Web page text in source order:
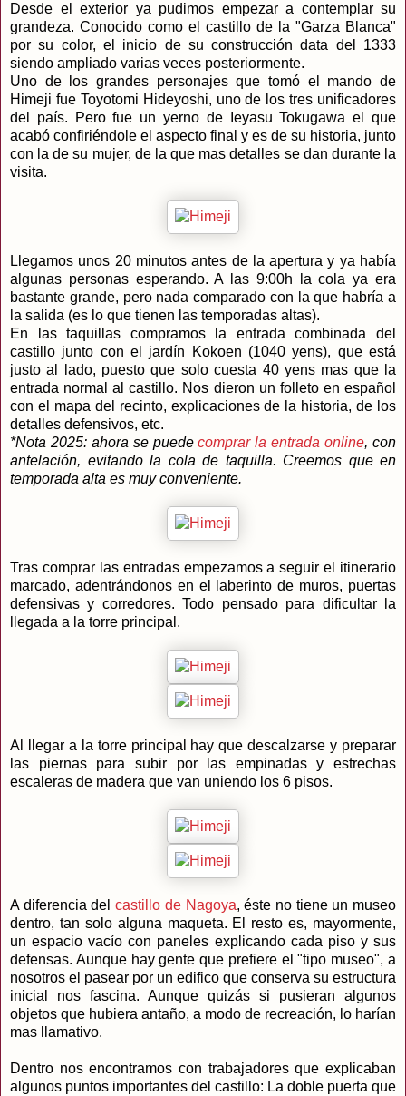
Desde el exterior ya pudimos empezar a contemplar su
grandeza. Conocido como el castillo de la "Garza Blanca"
por su color, el inicio de su construcción data del 1333
siendo ampliado varias veces posteriormente.
Uno de los grandes personajes que tomó el mando de
Himeji fue Toyotomi Hideyoshi, uno de los tres unificadores
del país. Pero fue un yerno de Ieyasu Tokugawa el que
acabó confiriéndole el aspecto final y es de su historia, junto
con la de su mujer, de la que mas detalles se dan durante la
visita.
Llegamos unos 20 minutos antes de la apertura y ya había
algunas personas esperando. A las 9:00h la cola ya era
bastante grande, pero nada comparado con la que habría a
la salida (es lo que tienen las temporadas altas).
En las taquillas compramos la entrada combinada del
castillo junto con el jardín Kokoen (1040 yens), que está
justo al lado, puesto que solo cuesta 40 yens mas que la
entrada normal al castillo. Nos dieron un folleto en español
con el mapa del recinto, explicaciones de la historia, de los
detalles defensivos, etc.
*Nota 2025: ahora se puedecomprar la entrada online, con
antelación, evitando la cola de taquilla. Creemos que en
temporada alta es muy conveniente.
Tras comprar las entradas empezamos a seguir el itinerario
marcado, adentrándonos en el laberinto de muros, puertas
defensivas y corredores. Todo pensado para dificultar la
llegada a la torre principal.
Al llegar a la torre principal hay que descalzarse y preparar
las piernas para subir por las empinadas y estrechas
escaleras de madera que van uniendo los 6 pisos.
A diferencia delcastillo de Nagoya, éste no tiene un museo
dentro, tan solo alguna maqueta. El resto es, mayormente,
un espacio vacío con paneles explicando cada piso y sus
defensas. Aunque hay gente que prefiere el "tipo museo", a
nosotros el pasear por un edifico que conserva su estructura
inicial nos fascina. Aunque quizás si pusieran algunos
objetos que hubiera antaño, a modo de recreación, lo harían
mas llamativo.
Dentro nos encontramos con trabajadores que explicaban
algunos puntos importantes del castillo: La doble puerta que